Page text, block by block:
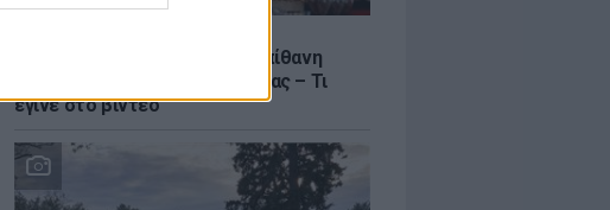
Ο Γιώργος Μανίκας έστησε απίθανη
φάρσα σε υπάλληλο καφετέριας – Τι
έγινε στο βίντεο